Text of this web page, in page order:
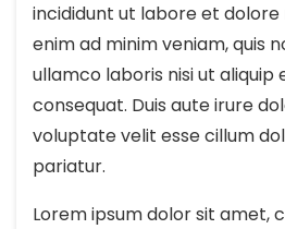
incididunt ut labore et dolore
enim ad minim veniam, quis
ullamco laboris nisi ut aliquip
consequat. Duis aute irure
voluptate velit esse cillum
pariatur.
Lorem ipsum dolor sit amet,